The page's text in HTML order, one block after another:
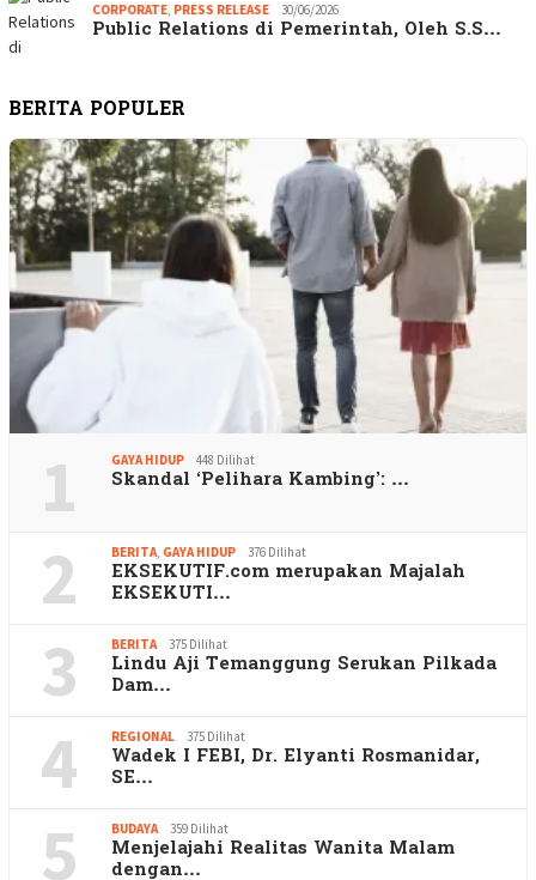
CORPORATE, PRESS RELEASE 30/06/2026
Public Relations di Pemerintah, Oleh S.S…
BERITA POPULER
1 GAYA HIDUP 448 Dilihat
Skandal ‘Pelihara Kambing’: …
2 BERITA, GAYA HIDUP 376 Dilihat
EKSEKUTIF.com merupakan Majalah
EKSEKUTI…
3 BERITA 375 Dilihat
Lindu Aji Temanggung Serukan Pilkada
Dam…
4 REGIONAL 375 Dilihat
Wadek I FEBI, Dr. Elyanti Rosmanidar,
SE…
5 BUDAYA 359 Dilihat
Menjelajahi Realitas Wanita Malam
dengan…